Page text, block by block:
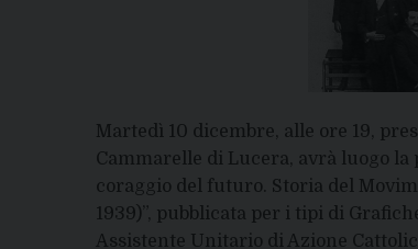
Martedì 10 dicembre, alle ore 19,
Cammarelle di Lucera, avrà luogo la
coraggio del futuro. Storia del
1939)”, pubblicata per i tipi di
Assistente Unitario di Azione